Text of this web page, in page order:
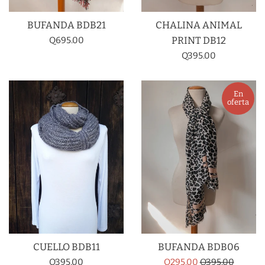
BUFANDA BDB21
Precio
Q695.00
CHALINA ANIMAL
PRINT DB12
Precio
Q395.00
CUELLO BDB11
Precio
Q395.00
BUFANDA BDB06
Precio
Q295.00Precio
Q395.00
En
oferta